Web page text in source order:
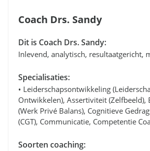
Coach Drs. Sandy
Dit is Coach Drs. Sandy:
Inlevend, analytisch, resultaatgericht,
Specialisaties:
• Leiderschapsontwikkeling
Ontwikkelen), Assertiviteit (zelfbeeld),
(werk Privé Balans), Cognitieve
(CGT), Communicatie, Competentie
Soorten coaching: